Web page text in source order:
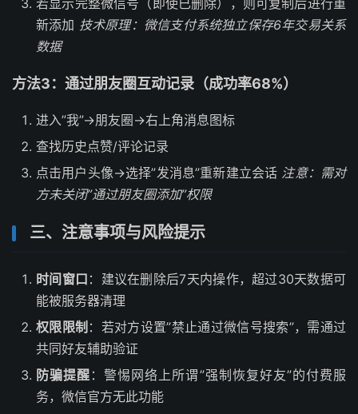
若显示完整微信号（即使已删除），则可复制后进行重
新添加 技术原理：微信支付系统独立保存6年交易关系
数据
方法3：通过朋友圈互动记录（成功率68%）
进入”我”→朋友圈→右上角消息图标
查找历史点赞/评论记录
点击用户头像→选择”发消息”重新建立会话 注意：需对
方未关闭”通过朋友圈添加”权限
三、注意事项与风险提示
时间窗口 ：建议在删除后7天内操作，超过30天数据可
能被服务器清理
权限限制 ：若对方设置”禁止通过微信号搜索”，需通过
共同好友辅助验证
防骗提醒 ：警惕网络上所谓”强制恢复好友”的付费服
务，微信官方无此功能